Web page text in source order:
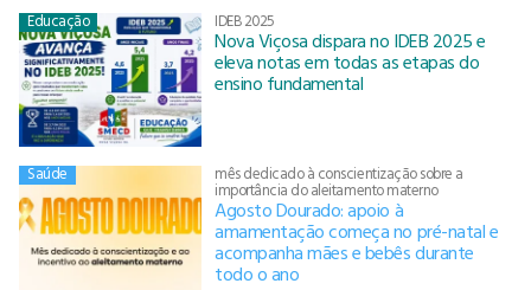
Educação IDEB 2025
Nova Viçosa dispara no IDEB 2025 e
eleva notas em todas as etapas do
ensino fundamental
Saúde mês dedicado à conscientização sobre a
importância do aleitamento materno
Agosto Dourado: apoio à
amamentação começa no pré-natal e
acompanha mães e bebês durante
todo o ano